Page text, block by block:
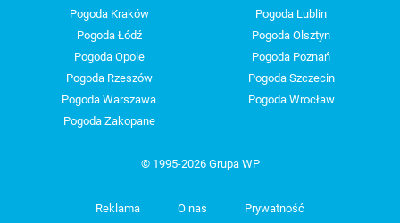
Pogoda Kraków
Pogoda Lublin
Pogoda Łódź
Pogoda Olsztyn
Pogoda Opole
Pogoda Poznań
Pogoda Rzeszów
Pogoda Szczecin
Pogoda Warszawa
Pogoda Wrocław
Pogoda Zakopane
© 1995-2026 Grupa WP
Reklama O nas Prywatność